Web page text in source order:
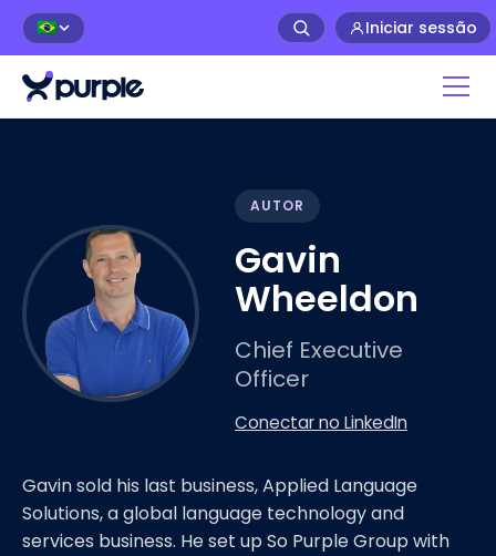
🇧🇷 Iniciar sessão
AUTOR
Gavin
Wheeldon
Chief Executive
Officer
Conectar no LinkedIn
Gavin sold his last business, Applied Language
Solutions, a global language technology and
services business. He set up So Purple Group with